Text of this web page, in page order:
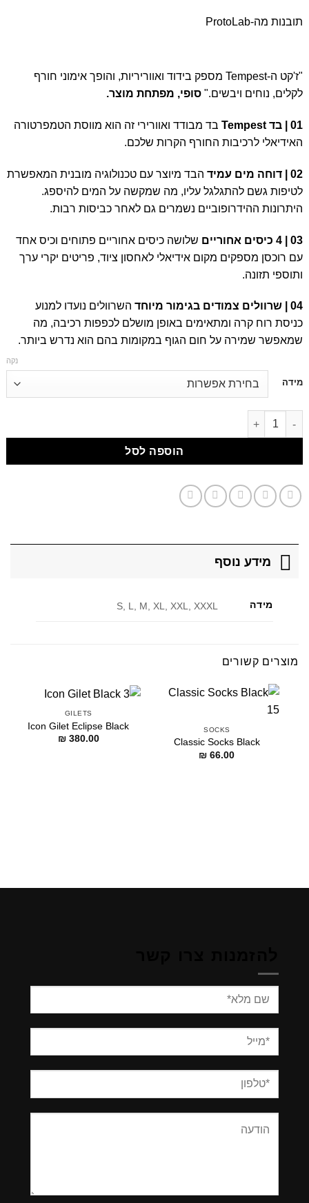
תובנות מה-ProtoLab
"ז'קט ה-Tempest מספק בידוד ואווריריות, והופך אימוני חורף
לקלים, נוחים ויבשים." סופי, מפתחת מוצר.
01 | בד Tempest
בד מבודד ואוורירי זה הוא מווסת הטמפרטורה
האידיאלי לרכיבות החורף הקרות שלכם.
02 | דוחה מים עמיד
הבד מיוצר עם טכנולוגיה מובנית המאפשרת
לטיפות גשם להתגלגל עליו, מה שמקשה על המים להיספג.
היתרונות ההידרופוביים נשמרים גם לאחר כביסות רבות.
03 | 4 כיסים אחוריים
שלושה כיסים אחוריים פתוחים וכיס אחד
עם רוכסן מספקים מקום אידיאלי לאחסון ציוד, פריטים יקרי ערך
ותוספי תזונה.
04 | שרוולים צמודים בגימור מיוחד
השרוולים נועדו למנוע
כניסת רוח קרה ומתאימים באופן מושלם לכפפות רכיבה, מה
שמאפשר שמירה על חום הגוף במקומות בהם הוא נדרש ביותר.
מידה
נקה
לתוכן
דילוג לתוכן
הוספה לסל
מידע נוסף
מידה S, L, M, XL, XXL, XXXL
מוצרים קשורים
SOCKS
Classic Socks Black
₪ 66.00
GILETS
Icon Gilet Eclipse Black
₪380.00